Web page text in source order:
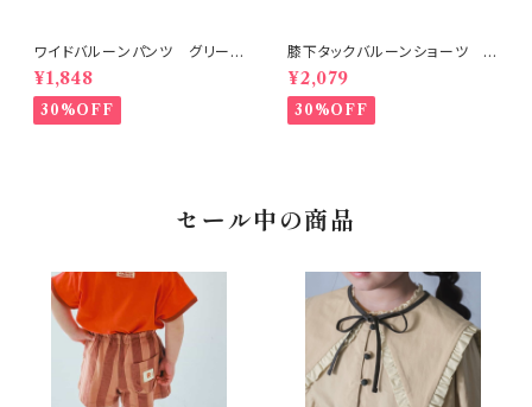
ワイドバルーンパンツ グリー
ン 80-140
¥1,848
30%OFF
膝下タックバルーンショーツ チ
ャコール
¥2,079
30%OFF
セール中の商品